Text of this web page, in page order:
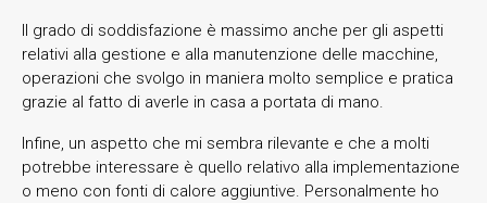
Il grado di soddisfazione è massimo anche per gli aspetti
relativi alla gestione e alla manutenzione delle macchine,
operazioni che svolgo in maniera molto semplice e pratica
grazie al fatto di averle in casa a portata di mano.
Infine, un aspetto che mi sembra rilevante e che a molti
potrebbe interessare è quello relativo alla implementazione
o meno con fonti di calore aggiuntive. Personalmente ho